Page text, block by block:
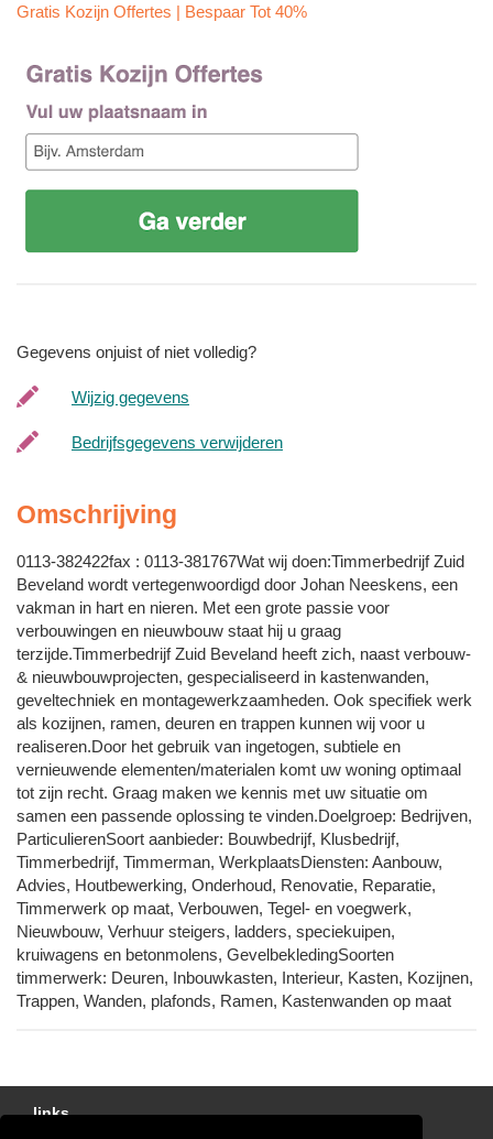
Gratis Kozijn Offertes | Bespaar Tot 40%‎
Gegevens onjuist of niet volledig?
Wijzig gegevens
Bedrijfsgegevens verwijderen
Omschrijving
0113-382422fax : 0113-381767Wat wij doen:Timmerbedrijf Zuid
Beveland wordt vertegenwoordigd door Johan Neeskens, een
vakman in hart en nieren. Met een grote passie voor
verbouwingen en nieuwbouw staat hij u graag
terzijde.Timmerbedrijf Zuid Beveland heeft zich, naast verbouw-
& nieuwbouwprojecten, gespecialiseerd in kastenwanden,
geveltechniek en montagewerkzaamheden. Ook specifiek werk
als kozijnen, ramen, deuren en trappen kunnen wij voor u
realiseren.Door het gebruik van ingetogen, subtiele en
vernieuwende elementen/materialen komt uw woning optimaal
tot zijn recht. Graag maken we kennis met uw situatie om
samen een passende oplossing te vinden.Doelgroep: Bedrijven,
ParticulierenSoort aanbieder: Bouwbedrijf, Klusbedrijf,
Timmerbedrijf, Timmerman, WerkplaatsDiensten: Aanbouw,
Advies, Houtbewerking, Onderhoud, Renovatie, Reparatie,
Timmerwerk op maat, Verbouwen, Tegel- en voegwerk,
Nieuwbouw, Verhuur steigers, ladders, speciekuipen,
kruiwagens en betonmolens, GevelbekledingSoorten
timmerwerk: Deuren, Inbouwkasten, Interieur, Kasten, Kozijnen,
Trappen, Wanden, plafonds, Ramen, Kastenwanden op maat
links